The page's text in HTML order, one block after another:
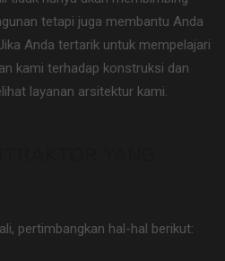
tetapi juga membantu Anda
Anda tertarik untuk mempelajari
kami terhadap konstruksi dan
layanan arsitektur kami.
pertimbangkan hal-hal berikut: